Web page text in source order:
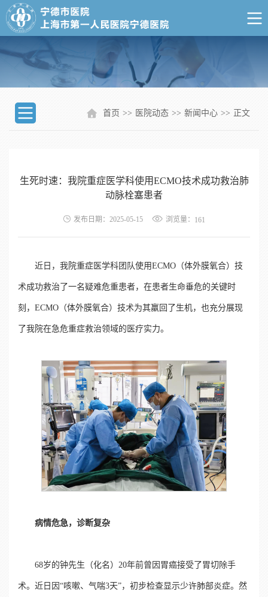
首页 >> 医院动态 >> 新闻中心 >> 正文
生死时速：我院重症医学科使用ECMO技术成功救治肺
动脉栓塞患者
发布日期：2025-05-15 浏览量： 161
近日，我院重症医学科团队使用ECMO（体外膜氧合）技
术成功救治了一名疑难危重患者，在患者生命垂危的关键时
刻，ECMO（体外膜氧合）技术为其羸回了生机，也充分展现
了我院在急危重症救治领域的医疗实力。
病情危急，诊断复杂
68岁的钟先生（化名）20年前曾因胃癌接受了胃切除手
术。近日因“咳嗽、气喘3天”，初步检查显示少许肺部炎症。然